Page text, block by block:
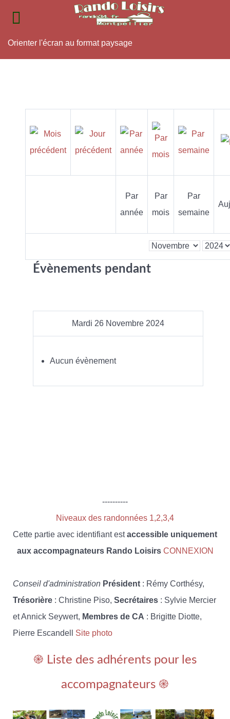
Orienter l'écran au format paysage
Par
année
Par
mois
Par
semaine
Évènements pendant
Mardi 26 Novembre 2024
Aucun évènement
----------
Niveaux des randonnées 1,2,3,4
Cette partie avec identifiant estaccessible uniquement
aux accompagnateurs Rando Loisirs CONNEXION
Conseil d'administration Président : Rémy Corthésy,
Trésorière : Christine Piso, Secrétaires : Sylvie Mercier
et Annick Seywert, Membres de CA : Brigitte Diotte,
Pierre Escandell Site photo
֎ Liste des adhérents pour les
accompagnateurs ֎